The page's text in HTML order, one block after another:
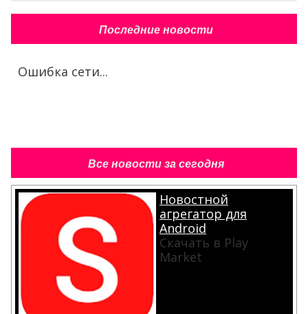
Последние новости
Ошибка сети...
Все новости за сегодня
Новостной
агрегатор для
Android
Скачать в Play
Market